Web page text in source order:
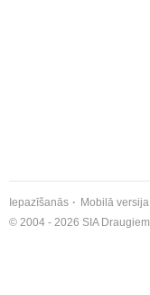
Iepazīšanās Mobilā versija
© 2004 - 2026 SIA Draugiem